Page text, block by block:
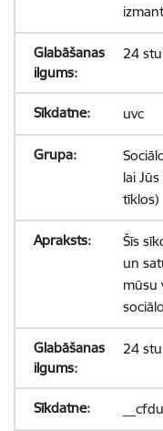
24
uvc
lai
tīklos)
Šīs
un
mūsu
24